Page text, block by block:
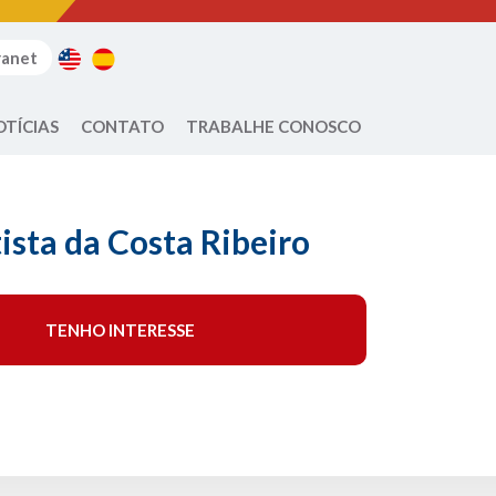
CONTATO TRABALHE CONOSCO
da Costa Ribeiro
TENHO INTERESSE